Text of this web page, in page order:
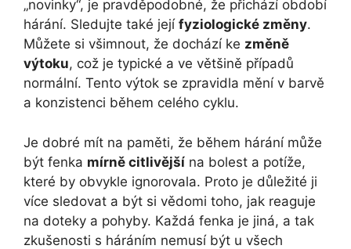
„novinky“, je pravděpodobné, že přichází období
hárání. Sledujte také její fyziologické změny.
Můžete si všimnout, že dochází ke změně
výtoku, což je typické a ve většině případů
normální. Tento výtok se zpravidla mění v barvě
a konzistenci během celého cyklu.
Je dobré mít na paměti, že během hárání může
být fenka mírně citlivější na bolest a potíže,
které by obvykle ignorovala. Proto je důležité ji
více sledovat a být si vědomi toho, jak reaguje
na doteky a pohyby. Každá fenka je jiná, a tak
zkušenosti s háráním nemusí být u všech